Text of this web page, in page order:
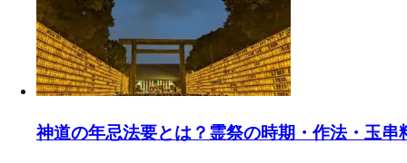
神道の年忌法要とは？霊祭の時期・作法・玉串